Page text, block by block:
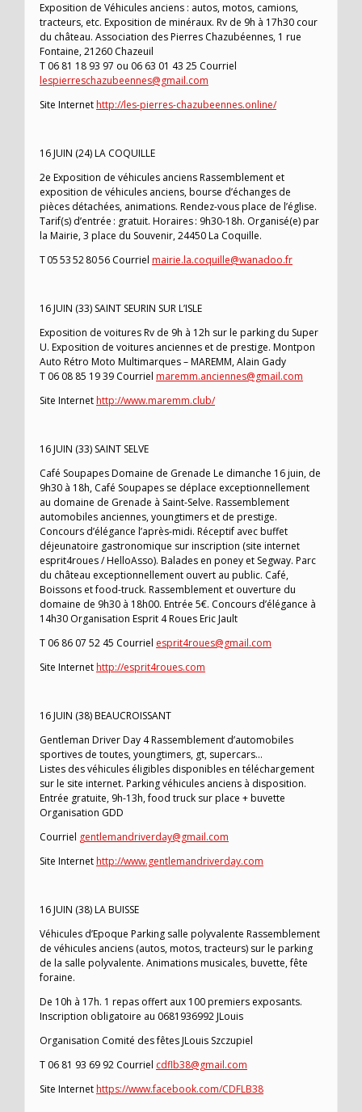
Exposition de Véhicules anciens : autos, motos, camions,
tracteurs, etc. Exposition de minéraux. Rv de 9h à 17h30 cour
du château. Association des Pierres Chazubéennes, 1 rue
Fontaine, 21260 Chazeuil
T 06 81 18 93 97 ou 06 63 01 43 25 Courriel
lespierreschazubeennes@gmail.com
Site Internethttp://les-pierres-chazubeennes.online/
16 JUIN (24) LA COQUILLE
2e Exposition de véhicules anciens Rassemblement et
exposition de véhicules anciens, bourse d’échanges de
pièces détachées, animations. Rendez-vous place de l’église.
Tarif(s) d’entrée : gratuit. Horaires : 9h30-18h. Organisé(e) par
la Mairie, 3 place du Souvenir, 24450 La Coquille.
T 05 53 52 80 56 Courriel mairie.la.coquille@wanadoo.fr
16 JUIN (33) SAINT SEURIN SUR L’ISLE
Exposition de voitures Rv de 9h à 12h sur le parking du Super
U. Exposition de voitures anciennes et de prestige. Montpon
Auto Rétro Moto Multimarques – MAREMM, Alain Gady
T 06 08 85 19 39 Courriel maremm.anciennes@gmail.com
Site Internethttp://www.maremm.club/
16 JUIN (33) SAINT SELVE
Café Soupapes Domaine de Grenade Le dimanche 16 juin, de
9h30 à 18h, Café Soupapes se déplace exceptionnellement
au domaine de Grenade à Saint-Selve. Rassemblement
automobiles anciennes, youngtimers et de prestige.
Concours d’élégance l’après-midi. Réceptif avec buffet
déjeunatoire gastronomique sur inscription (site internet
esprit4roues / HelloAsso). Balades en poney et Segway. Parc
du château exceptionnellement ouvert au public. Café,
Boissons et food-truck. Rassemblement et ouverture du
domaine de 9h30 à 18h00. Entrée 5€. Concours d’élégance à
14h30 Organisation Esprit 4 Roues Eric Jault
T 06 86 07 52 45 Courriel esprit4roues@gmail.com
Site Internethttp://esprit4roues.com
16 JUIN (38) BEAUCROISSANT
Gentleman Driver Day 4 Rassemblement d’automobiles
sportives de toutes, youngtimers, gt, supercars…
Listes des véhicules éligibles disponibles en téléchargement
sur le site internet. Parking véhicules anciens à disposition.
Entrée gratuite, 9h-13h, food truck sur place + buvette
Organisation GDD
Courriel gentlemandriverday@gmail.com
Site Internethttp://www.gentlemandriverday.com
16 JUIN (38) LA BUISSE
Véhicules d’Epoque Parking salle polyvalente Rassemblement
de véhicules anciens (autos, motos, tracteurs) sur le parking
de la salle polyvalente. Animations musicales, buvette, fête
foraine.
De 10h à 17h. 1 repas offert aux 100 premiers exposants.
Inscription obligatoire au 0681936992 JLouis
Organisation Comité des fêtes JLouis Szczupiel
T 06 81 93 69 92 Courriel cdflb38@gmail.com
Site Internethttps://www.facebook.com/CDFLB38